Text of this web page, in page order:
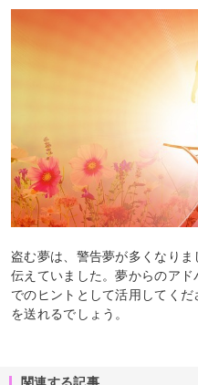
盗む夢は、警告夢が多くなり
伝えていました。夢からのア
でのヒントとして活用してく
を送れるでしょう。
関連する記事